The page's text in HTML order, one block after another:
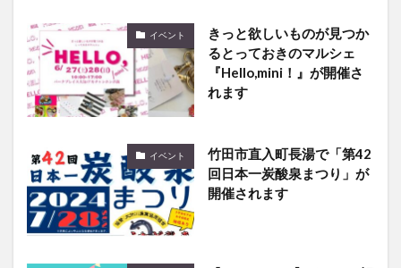
イベント
きっと欲しいものが見つか
るとっておきのマルシェ
『Hello,mini！』が開催さ
れます
イベント
竹田市直入町長湯で「第42
回日本一炭酸泉まつり」が
開催されます